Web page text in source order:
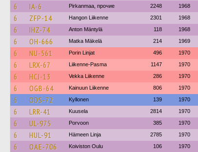
6 IA-6 Pirkanmaa, прочие 2248 1968
6 ZFP-14 Hangon Liikenne 2301 1968
6 IHZ-74 Anton Mäntylä 118 1968
6 OH-666 Matka Mäkelä 214 1969
6 NU-561 Porin Linjat 496 1970
6 LRX-67 Liikenne-Pasma 1147 1970
6 HCJ-13 Vekka Liikenne 286 1970
6 OGB-64 Kainuun Liikenne 806 1970
6 ODS-72 Kyllonen 139 1970
6 LRR-41 Kuusela 2814 1970
6 UL-975 Porvoon 385 1970
6 HUL-91 Hämeen Linja 2785 1970
6 OAE-706 Koiviston Oulu 106 1970